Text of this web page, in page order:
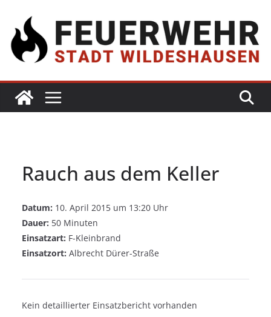
Rauch aus dem Keller
Datum: 10. April 2015 um 13:20 Uhr
Dauer: 50 Minuten
Einsatzart: F-Kleinbrand
Einsatzort: Albrecht Dürer-Straße
Kein detaillierter Einsatzbericht vorhanden